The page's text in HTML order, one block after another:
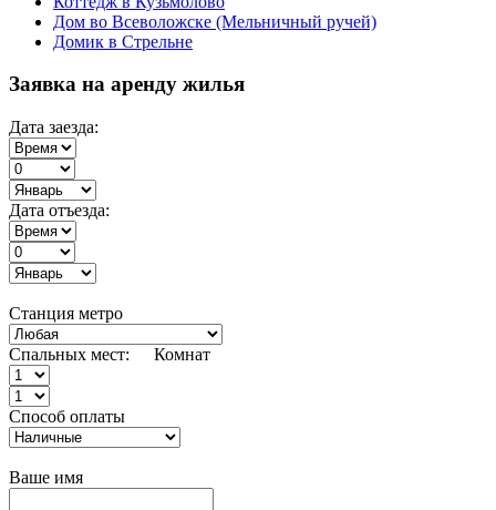
Дом во Всеволожске (Мельничный ручей)
Домик в Стрельне
Заявка на аренду жилья
Дата заезда:
Дата отъезда:
Станция метро
Спальных мест: Комнат
Способ оплаты
Ваше имя